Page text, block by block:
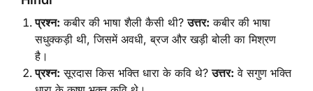
प्रश्न: कबीर की भाषा शैली कैसी थी?उत्तर: कबीर की भाषा
सधुक्कड़ी थी, जिसमें अवधी, ब्रज और खड़ी बोली का मिश्रण
है।
प्रश्न: सूरदास किस भक्ति धारा के कवि थे?उत्तर: वे सगुण भक्ति